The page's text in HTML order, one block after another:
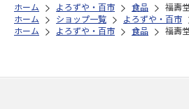
ホーム よろずや・百市 食品
福壽
ホーム
ショップ一覧 よろずや・百市
ホーム
よろずや・百市 食品 福壽